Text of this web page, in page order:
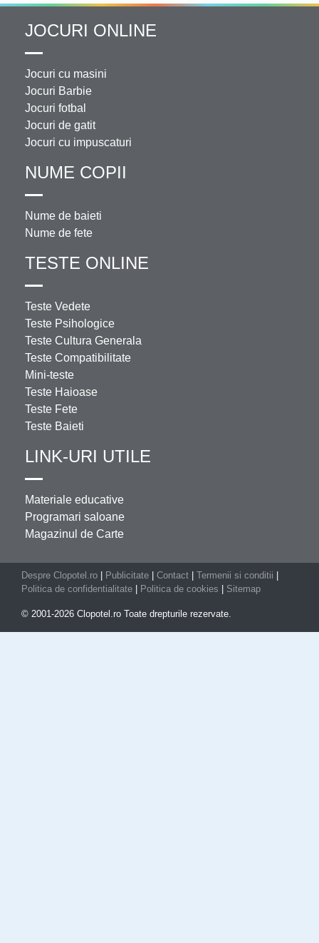
JOCURI ONLINE
Jocuri cu masini
Jocuri Barbie
Jocuri fotbal
Jocuri de gatit
Jocuri cu impuscaturi
NUME COPII
Nume de baieti
Nume de fete
TESTE ONLINE
Teste Vedete
Teste Psihologice
Teste Cultura Generala
Teste Compatibilitate
Mini-teste
Teste Haioase
Teste Fete
Teste Baieti
LINK-URI UTILE
Materiale educative
Programari saloane
Magazinul de Carte
Despre Clopotel.ro Publicitate Contact Termenii si conditii
Politica de confidentialitate
Politica de cookies Sitemap
© 2001-2026 Clopotel.ro Toate drepturile rezervate.